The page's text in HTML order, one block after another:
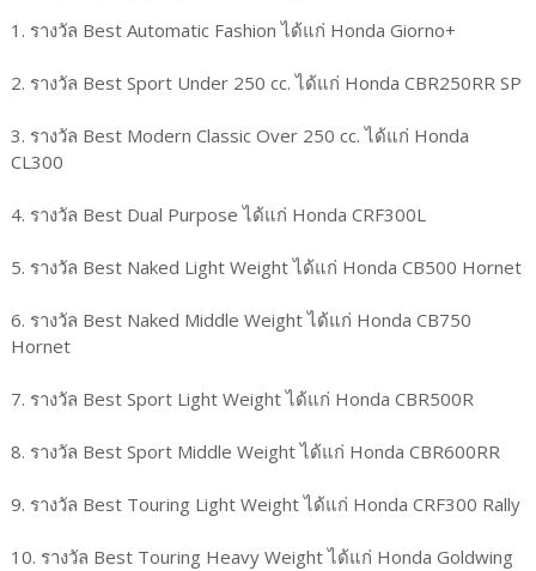
1. รางวัล Best Automatic Fashion ได้แก่ Honda Giorno+
2. รางวัล Best Sport Under 250 cc. ได้แก่ Honda CBR250RR SP
3. รางวัล Best Modern Classic Over 250 cc. ได้แก่ Honda
CL300
4. รางวัล Best Dual Purpose ได้แก่ Honda CRF300L
5. รางวัล Best Naked Light Weight ได้แก่ Honda CB500 Hornet
6. รางวัล Best Naked Middle Weight ได้แก่ Honda CB750
Hornet
7. รางวัล Best Sport Light Weight ได้แก่ Honda CBR500R
8. รางวัล Best Sport Middle Weight ได้แก่ Honda CBR600RR
9. รางวัล Best Touring Light Weight ได้แก่ Honda CRF300 Rally
10. รางวัล Best Touring Heavy Weight ได้แก่ Honda Goldwing